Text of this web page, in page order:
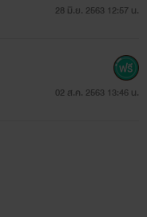
28 มิ.ย. 2563 12:57 น.
02 ส.ค. 2563 13:46 น.